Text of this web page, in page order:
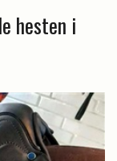
hesten i